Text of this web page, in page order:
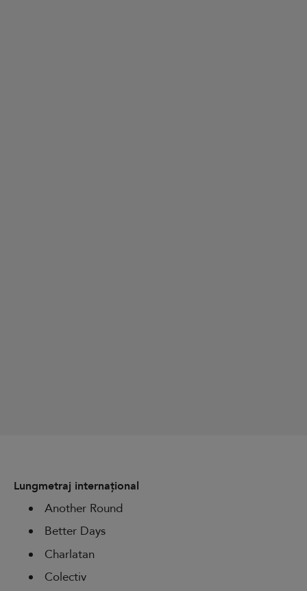
Lungmetraj internațional
Another Round
Better Days
Charlatan
Colectiv